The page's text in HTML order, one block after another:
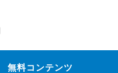
無料コンテンツ